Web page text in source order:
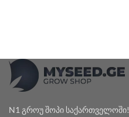
N1 გროუ შოპი საქართველოში!